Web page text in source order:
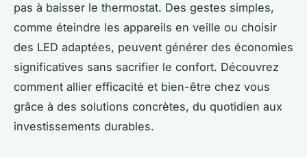
pas à baisser le thermostat. Des gestes simples,
comme éteindre les appareils en veille ou choisir
des LED adaptées, peuvent générer des économies
significatives sans sacrifier le confort. Découvrez
comment allier efficacité et bien-être chez vous
grâce à des solutions concrètes, du quotidien aux
investissements durables.